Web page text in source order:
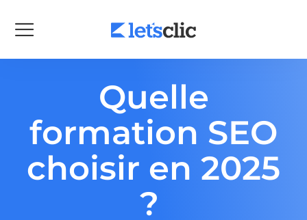
Quelle
formation SEO
choisir en 2025
?